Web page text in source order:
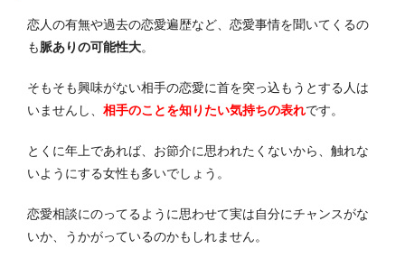
恋人の有無や過去の恋愛遍歴など、恋愛事情を聞いてくるの
も脈ありの可能性大。
そもそも興味がない相手の恋愛に首を突っ込もうとする人は
いませんし、 相手のことを知りたい気持ちの表れです。
とくに年上であれば、お節介に思われたくないから、触れな
いようにする女性も多いでしょう。
恋愛相談にのってるように思わせて実は自分にチャンスがな
いか、うかがっているのかもしれません。